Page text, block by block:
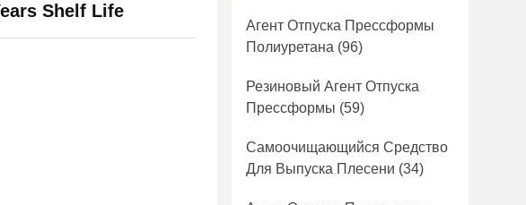
Shelf Life
Агент Отпуска Прессформы
Полиуретана (96)
Резиновый Агент Отпуска
Прессформы (59)
Самоочищающийся Средство
Для Выпуска Плесени (34)